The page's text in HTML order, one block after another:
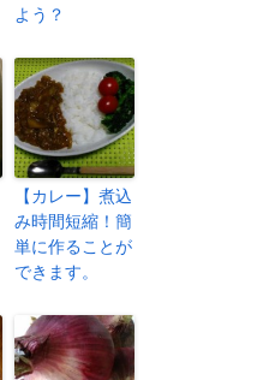
よう？
【カレー】煮込
み時間短縮！簡
単に作ることが
できます。